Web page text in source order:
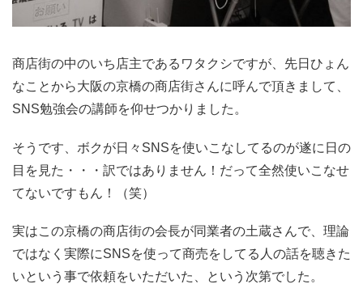
商店街の中のいち店主であるワタクシですが、先日ひょん
なことから大阪の京橋の商店街さんに呼んで頂きまして、
SNS勉強会の講師を仰せつかりました。
そうです、ボクが日々SNSを使いこなしてるのが遂に日の
目を見た・・・訳ではありません！だって全然使いこなせ
てないですもん！（笑）
実はこの京橋の商店街の会長が同業者の土蔵さんで、理論
ではなく実際にSNSを使って商売をしてる人の話を聴きた
いという事で依頼をいただいた、という次第でした。